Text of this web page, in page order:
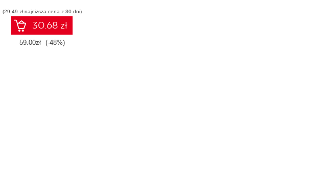
Studio
(29,49 zł najniższa cena z 30 dni)
30.68 zł
59.00zł (-48%)